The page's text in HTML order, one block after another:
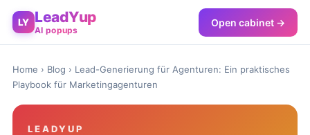
LY LeadYup
AI popups
Open cabinet →
Home › Blog › Lead-Generierung für Agenturen: Ein praktisches
Playbook für Marketingagenturen
LEADYUP